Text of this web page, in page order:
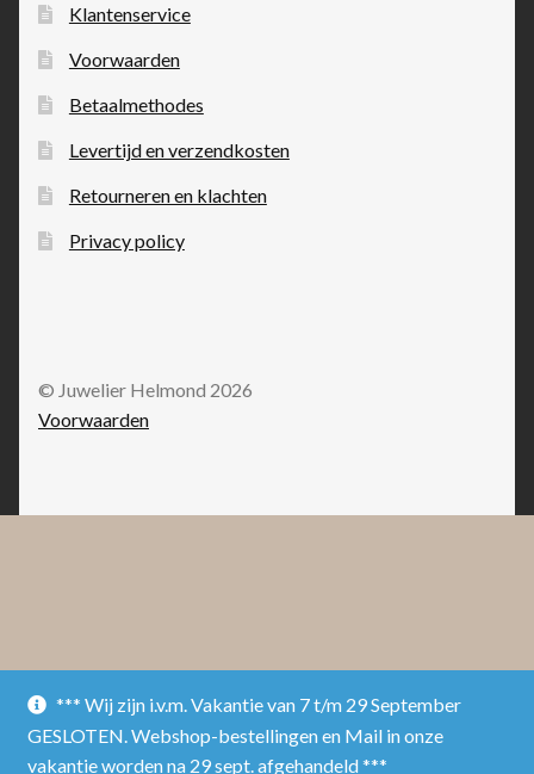
*** Wij zijn i.v.m. Vakantie van 7 t/m 29 September
GESLOTEN. Webshop-bestellingen en Mail in onze
vakantie worden na 29 sept. afgehandeld ***
Klantenservice
Voorwaarden
Betaalmethodes
Levertijd en verzendkosten
Retourneren en klachten
Privacy policy
© Juwelier Helmond 2026
Voorwaarden